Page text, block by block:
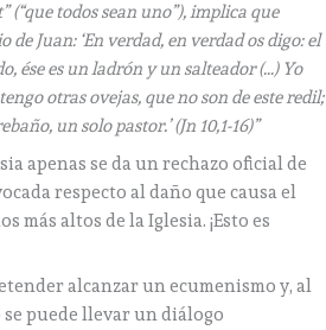
todos sean uno”), implica que
Juan: ‘En verdad, en verdad os digo: el
ése es un ladrón y un salteador (…) Yo
otras ovejas, que no son de este redil;
un solo pastor.’ (Jn 10,1-16)”
apenas se da un rechazo oficial de
respecto al daño que causa el
altos de la Iglesia. ¡Esto es
alcanzar un ecumenismo y, al
puede llevar un diálogo